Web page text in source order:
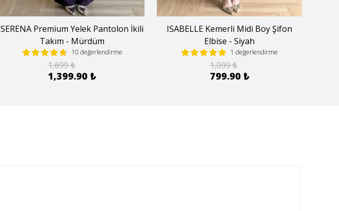
SERENA Premium Yelek Pantolon İkili
Takım - Mürdüm
10 değerlendirme
1,699 ₺
1,399.90 ₺
ISABELLE Kemerli Midi Boy Şifon
Elbise - Siyah
1 değerlendirme
1,099 ₺
799.90 ₺